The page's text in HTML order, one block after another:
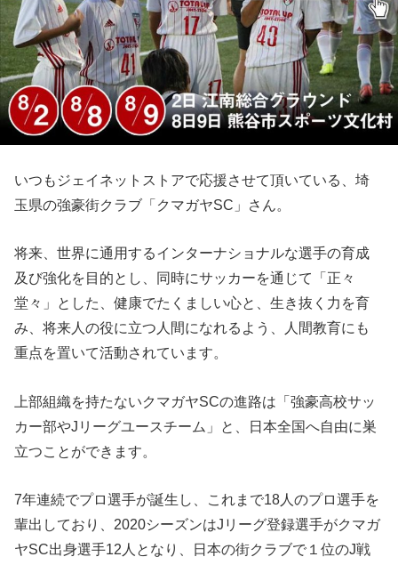
いつもジェイネットストアで応援させて頂いている、埼
玉県の強豪街クラブ「クマガヤSC」さん。
将来、世界に通用するインターナショナルな選手の育成
及び強化を目的とし、同時にサッカーを通じて「正々
堂々」とした、健康でたくましい心と、生き抜く力を育
み、将来人の役に立つ人間になれるよう、人間教育にも
重点を置いて活動されています。
上部組織を持たないクマガヤSCの進路は「強豪高校サッ
カー部やJリーグユースチーム」と、日本全国へ自由に巣
立つことができます。
7年連続でプロ選手が誕生し、これまで18人のプロ選手を
輩出しており、2020シーズンはJリーグ登録選手がクマガ
ヤSC出身選手12人となり、日本の街クラブで１位のJ戦